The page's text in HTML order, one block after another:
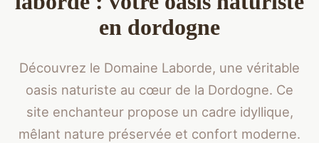
en dordogne
Découvrez le Domaine Laborde, une véritable
oasis naturiste au cœur de la Dordogne. Ce
site enchanteur propose un cadre idyllique,
mêlant nature préservée et confort moderne.